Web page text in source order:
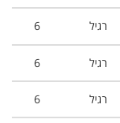
רגיל 6
רגיל 6
רגיל 6